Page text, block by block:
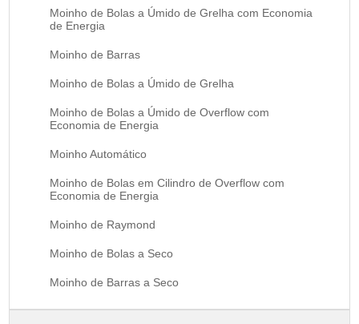
Moinho de Bolas a Úmido de Grelha com Economia
de Energia
Moinho de Barras
Moinho de Bolas a Úmido de Grelha
Moinho de Bolas a Úmido de Overflow com
Economia de Energia
Moinho Automático
Moinho de Bolas em Cilindro de Overflow com
Economia de Energia
Moinho de Raymond
Moinho de Bolas a Seco
Moinho de Barras a Seco